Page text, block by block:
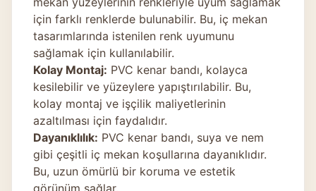
için farklı renklerde bulunabilir. Bu, iç mekan
tasarımlarında istenilen renk uyumunu
sağlamak için kullanılabilir.
Kolay Montaj: PVC kenar bandı, kolayca
kesilebilir ve yüzeylere yapıştırılabilir. Bu,
kolay montaj ve işçilik maliyetlerinin
azaltılması için faydalıdır.
Dayanıklılık: PVC kenar bandı, suya ve nem
gibi çeşitli iç mekan koşullarına dayanıklıdır.
Bu, uzun ömürlü bir koruma ve estetik
görünüm sağlar.